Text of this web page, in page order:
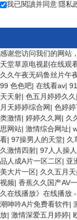
我已閱讀并同意 隱私
感谢您访问我们的网站
天堂草原电视剧在线观
久久午夜无码鲁丝片午
99 色色吧| 在线看av|
天天射| 色五月婷婷久久 |
月天婷婷综合网| 色婷婷
类激情| 婷婷久久网| 久
思网站| 激情综合网址|
看| 97操男人的天堂| 久
久激情四射| 97人人操
品人成A片一区二区| 亚
美大片一区| 久久五月
视频| 香蕉久久国产AV
久在线播放》在线播放
潮呻吟A片免费看软件|
放| 激情深爱五月婷婷|